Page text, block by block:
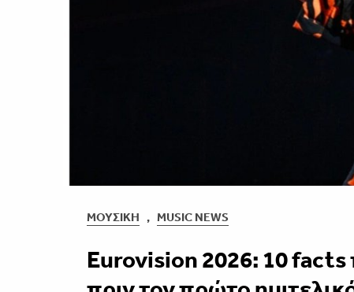
ΜΟΥΣΙΚΉ , MUSIC NEWS
Eurovision 2026: 10 facts